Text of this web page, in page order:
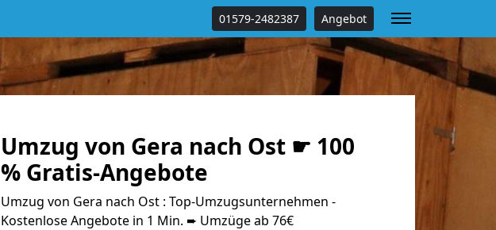
01579-2482387 Angebot
Umzug von Gera nach Ost ☛ 100
% Gratis-Angebote
Umzug von Gera nach Ost : Top-Umzugsunternehmen -
Kostenlose Angebote in 1 Min. ➨ Umzüge ab 76€